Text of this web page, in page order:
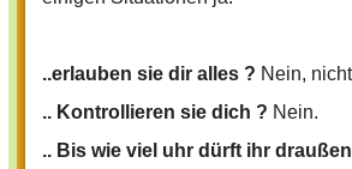
..erlauben sie dir alles ? Nein,
.. Kontrollieren sie dich ? Nein.
.. Bis wie viel uhr dürft ihr